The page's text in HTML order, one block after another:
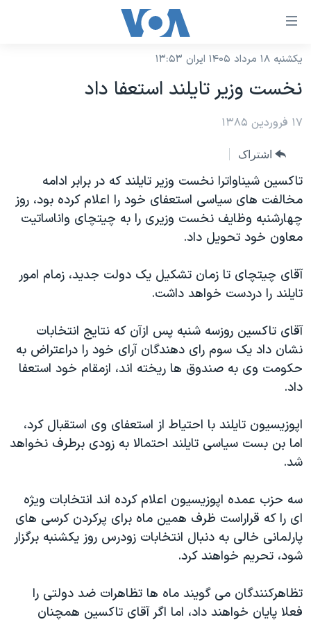
لینکهای
دسترسی
جهش
محتوای
جهش
به
صفحه
اصلی
جهش
جستجو
نسخه سبک وب‌سایت
موضوع ها
ایران
جهان
ورزشی
ویژه برنامه‌ها
ویدیوها
فرهنگ و زندگی
حقوق شهروندی
اقتصادی
اسرائیل در جنگ
گالری عکس
برنامه های تلویزیونی
جدول برنامه ها
صفحه‌های ویژه
جام جهانی ۲۰۲۶
۲۵۰سالگی آمریکا
بایگانی برنامه‌های تلویزیونی
مستندها
انتخابات ریاست جمهوری آمریکا ۲۰۲۴
حمله جمهوری اسلامی به اسرائیل
ورزش زنان در ایران
اعتراضات زن، زندگی، آزادی
تریبونال مردمی آبان ۹۸
دادگاه حمید نوری
چهل سال گروگان‌گیری
اعتراضات مردمی آبان ۹۸
فرکانس‌های صدای آمریکا
پخش رادیویی
یادگیری زبان انگلیسی
دنبال کنید
زبانهای مختلف
یکشنبه ۱۸ مرداد ۱۴۰۵ ایران ۱۳:۵۳
نخست وزير تايلند استعفا داد
۱۷ فروردین ۱۳۸۵
اشتراک
تاکسين شيناواترا نخست وزير تايلند که در برابر ادامه
مخالفت های سياسی استعفای خود را اعلام کرده بود، روز
چهارشنبه وظايف نخست وزيری را به چيتچای واناساتيت
معاون خود تحويل داد.
آقای چيتچای تا زمان تشکيل يک دولت جديد، زمام امور
تايلند را دردست خواهد داشت.
آقای تاکسين روزسه شنبه پس ازآن که نتايج انتخابات
نشان داد يک سوم رای دهندگان آرای خود را دراعتراض به
حکومت وی به صندوق ها ريخته اند، ازمقام خود استعفا
داد.
اپوزيسيون تايلند با احتياط از استعفای وی استقبال کرد،
اما بن بست سياسی تايلند احتمالا به زودی برطرف نخواهد
شد.
سه حزب عمده اپوزيسيون اعلام کرده اند انتخابات ويژه
ای را که قراراست ظرف همين ماه برای پرکردن کرسی های
پارلمانی خالی به دنبال انتخابات زودرس روز يکشنبه برگزار
شود، تحريم خواهند کرد.
تظاهرکنندگان می گويند ماه ها تظاهرات ضد دولتی را
فعلا پايان خواهند داد، اما اگر آقای تاکسين همچنان